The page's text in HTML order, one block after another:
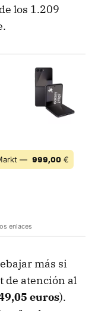
los 1.209
— 999,00 €
enlaces
más si
de atención al
euros).